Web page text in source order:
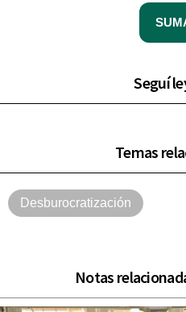
Seguí
Temas
Desburocratización
Notas